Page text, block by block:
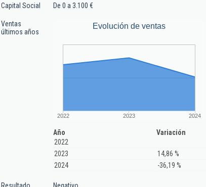
Capital Social De 0 a 3.100 €
Ventas
últimos años
Evolución de ventas
2022 2023 2024
Año
Variación
2022
2023
14,86 %
2024
-36,19 %